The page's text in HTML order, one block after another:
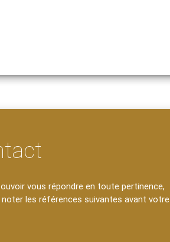
vous répondre en toute pertinence,
noter les références suivantes avant votre